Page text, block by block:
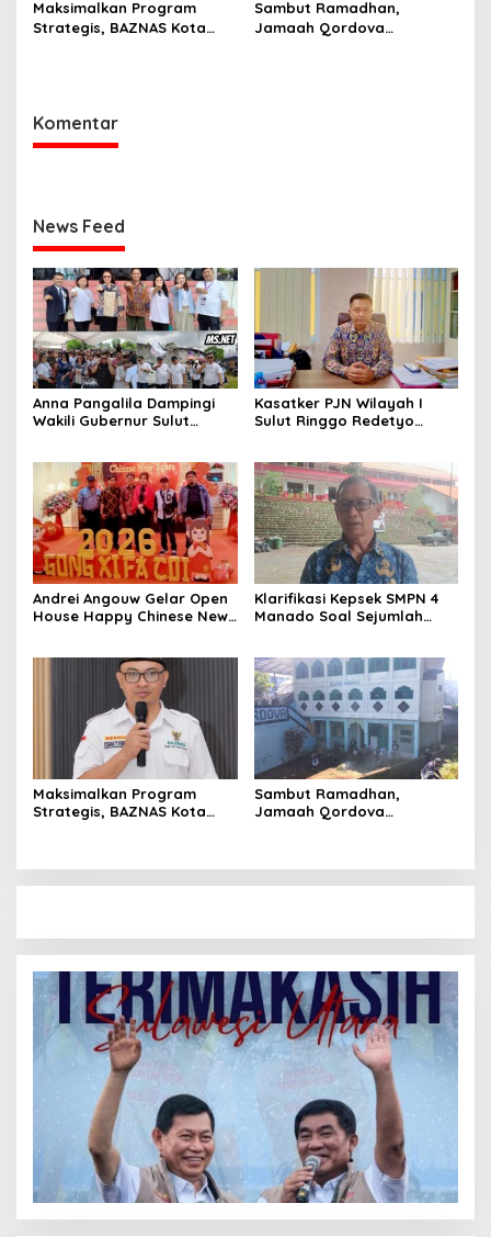
Maksimalkan Program
Strategis, BAZNAS Kota
Sambut Ramadhan,
Jamaah Qordova
Komentar
News Feed
Anna Pangalila Dampingi
Wakili Gubernur Sulut
Langowan
Kasatker PJN Wilayah I
Sulut Ringgo Redetyo
Andrei Angouw Gelar Open
House Happy Chinese New
Klarifikasi Kepsek SMPN 4
Manado Soal Sejumlah
Maksimalkan Program
Strategis, BAZNAS Kota
Sambut Ramadhan,
Jamaah Qordova